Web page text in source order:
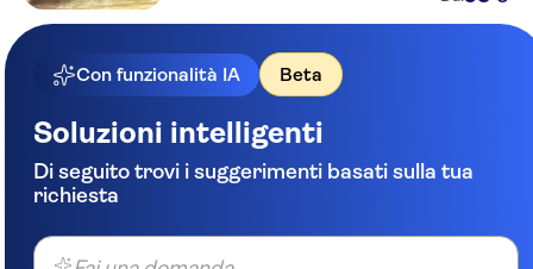
Con funzionalità IA Beta
Soluzioni intelligenti
Di seguito trovi i suggerimenti basati sulla tua
richiesta